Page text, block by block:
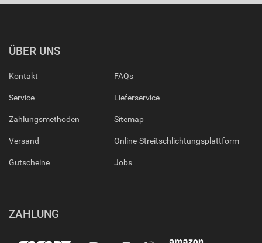
ÜBER UNS
Kontakt
Service
Zahlungsmethoden
Versand
Gutscheine
FAQs
Lieferservice
Sitemap
Online-Streitschlichtungsplattform
Jobs
ZAHLUNG